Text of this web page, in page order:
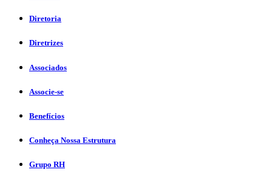
Diretoria
Diretrizes
Associados
Associe-se
Benefícios
Conheça Nossa Estrutura
Grupo RH